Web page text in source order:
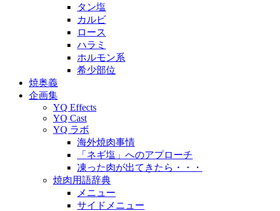
タン塩
カルビ
ロース
ハラミ
ホルモン系
希少部位
焼奥義
企画集
YQ Effects
YQ Cast
YQ ラボ
海外焼肉事情
「ネギ塩」へのアプローチ
凍った肉が出てきたら・・・
焼肉用語辞典
メニュー
サイドメニュー